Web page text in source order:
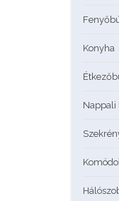
Konyha
Nappali